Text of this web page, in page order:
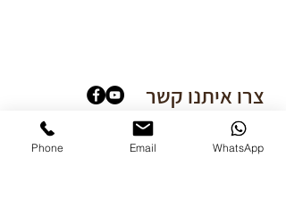
צרו איתנו קשר
פירות ואירוח נוריאל, שאר ישוב
050-6992272
Phone Email WhatsApp